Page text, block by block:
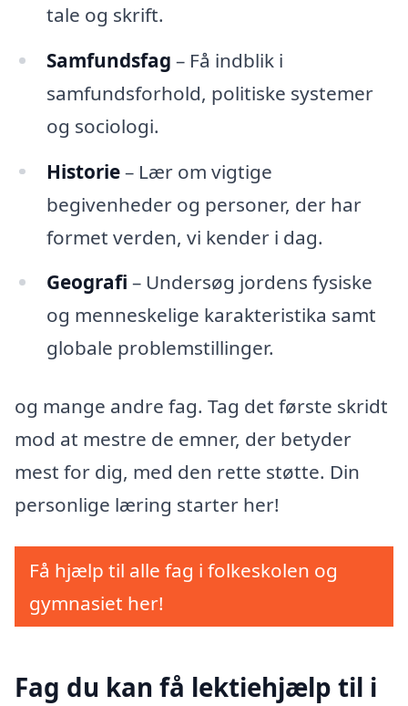
tale og skrift.
Samfundsfag – Få indblik i
samfundsforhold, politiske systemer
og sociologi.
Historie– Lær om vigtige
begivenheder og personer, der har
formet verden, vi kender i dag.
Geografi – Undersøg jordens fysiske
og menneskelige karakteristika samt
globale problemstillinger.
og mange andre fag. Tag det første skridt
mod at mestre de emner, der betyder
mest for dig, med den rette støtte. Din
personlige læring starter her!
Få hjælp til alle fag i folkeskolen og
gymnasiet her!
Fag du kan få lektiehjælp til i